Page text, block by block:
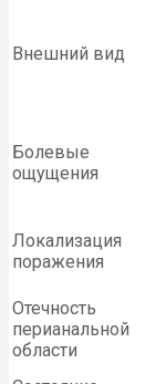
Внешний вид
Болевые
ощущения
Локализация
поражения
Отечность
перианальной
области